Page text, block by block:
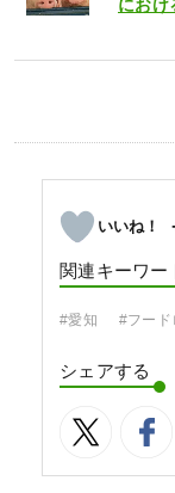
におけ
関連キーワー
#愛知 #フード
シェアする